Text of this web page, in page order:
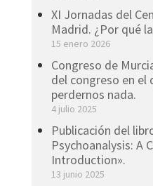
XI Jornadas del
Madrid. ¿Por qué
15 enero 2026
Congreso de
del congreso en el
perdernos nada.
4 julio 2025
Publicación del
Psychoanalysis: A
Introduction».
13 junio 2025